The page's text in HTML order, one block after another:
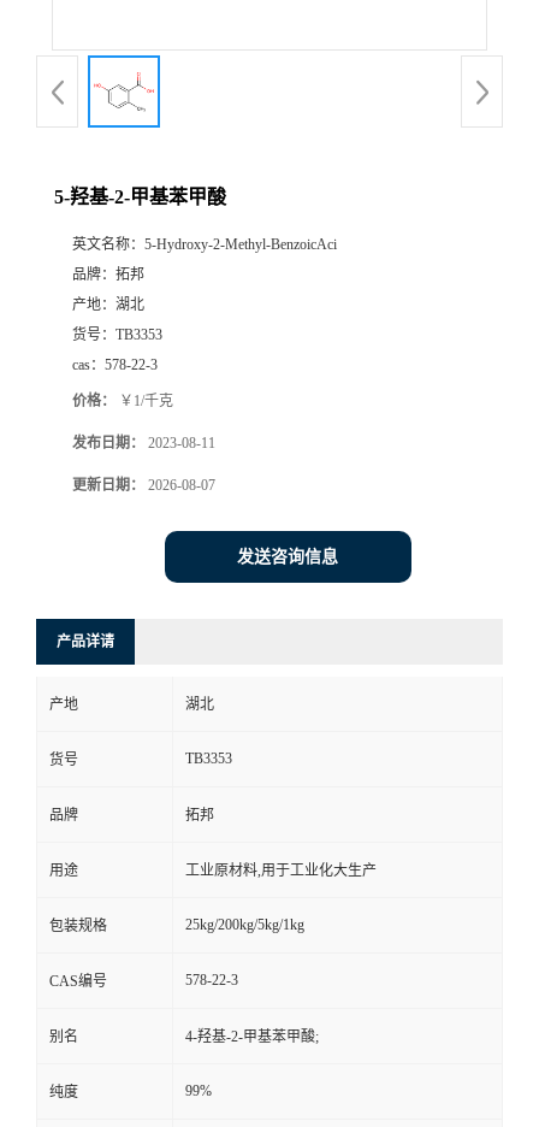
5-羟基-2-甲基苯甲酸
英文名称： 5-Hydroxy-2-Methyl-BenzoicAci
品牌： 拓邦
产地： 湖北
货号： TB3353
cas： 578-22-3
价格： ￥1/千克
发布日期： 2023-08-11
更新日期： 2026-08-07
发送咨询信息
产品详请
产地 湖北
货号 TB3353
品牌 拓邦
用途 工业原材料,用于工业化大生产
包装规格 25kg/200kg/5kg/1kg
CAS编号 578-22-3
别名 4-羟基-2-甲基苯甲酸;
纯度 99%